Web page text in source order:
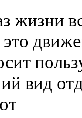
жизни
вид